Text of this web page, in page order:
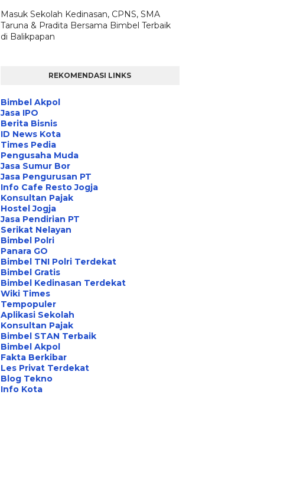
Masuk Sekolah Kedinasan, CPNS, SMA
Taruna & Pradita Bersama Bimbel Terbaik
di Balikpapan
REKOMENDASI LINKS
Bimbel Akpol
Jasa IPO
Berita Bisnis
ID News Kota
Times Pedia
Pengusaha Muda
Jasa Sumur Bor
Jasa Pengurusan PT
Info Cafe Resto Jogja
Konsultan Pajak
Hostel Jogja
Jasa Pendirian PT
Serikat Nelayan
Bimbel Polri
Panara GO
Bimbel TNI Polri Terdekat
Bimbel Gratis
Bimbel Kedinasan Terdekat
Wiki Times
Tempopuler
Aplikasi Sekolah
Konsultan Pajak
Bimbel STAN Terbaik
Bimbel Akpol
Fakta Berkibar
Les Privat Terdekat
Blog Tekno
Info Kota